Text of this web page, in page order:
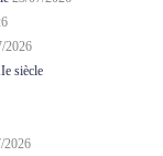
2026
siècle
2026